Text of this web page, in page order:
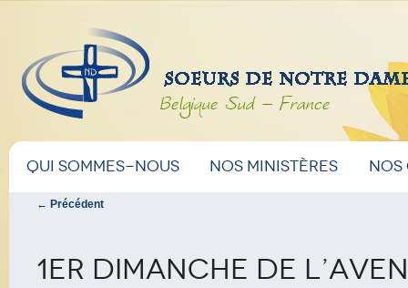
Belgique Sud – France
Menu
principal
Aller
au
Aller
au
Qui sommes-nous Nos ministères
Navigation
← Précédent
1er dimanche de